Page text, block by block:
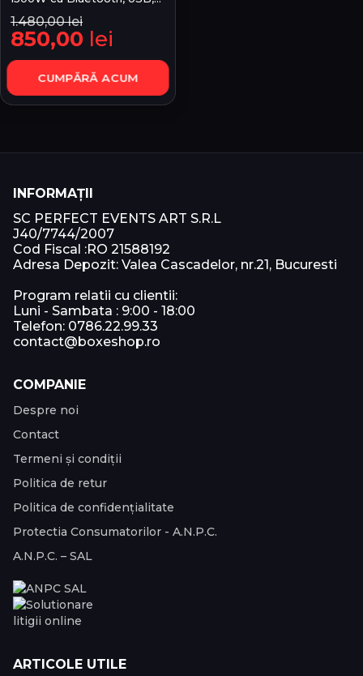
Wireless – Set Boxe
Puternice pentru Petreceri
1.480,00lei
Original
1.480,00 lei.
850,00 lei
Current
850,00 lei.
CUMPĂRĂ ACUM
INFORMAȚII
SC PERFECT EVENTS ART S.R.L
J40/7744/2007
Cod Fiscal :RO 21588192
Adresa Depozit: Valea Cascadelor, nr.21, Bucuresti
Program relatii cu clientii:
Luni - Sambata : 9:00 - 18:00
Telefon: 0786.22.99.33
contact@boxeshop.ro
COMPANIE
Despre noi
Contact
Termeni și condiții
Politica de retur
Politica de confidențialitate
Protectia Consumatorilor - A.N.P.C.
A.N.P.C. – SAL
ARTICOLE UTILE